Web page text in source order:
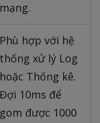
mạng.
Phù hợp với hệ
thống xử lý Log
hoặc Thống kê.
Đợi 10ms để
gom được 1000